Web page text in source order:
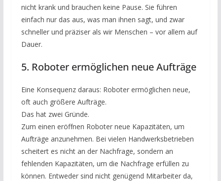
nicht krank und brauchen keine Pause. Sie führen
einfach nur das aus, was man ihnen sagt, und zwar
schneller und präziser als wir Menschen – vor allem auf
Dauer.
5. Roboter ermöglichen neue Aufträge
Eine Konsequenz daraus: Roboter ermöglichen neue,
oft auch größere Aufträge.
Das hat zwei Gründe.
Zum einen eröffnen Roboter neue Kapazitäten, um
Aufträge anzunehmen. Bei vielen Handwerksbetrieben
scheitert es nicht an der Nachfrage, sondern an
fehlenden Kapazitäten, um die Nachfrage erfüllen zu
können. Entweder sind nicht genügend Mitarbeiter da,